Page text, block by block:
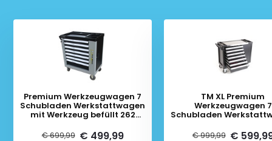
Premium Werkzeugwagen 7
Schubladen Werkstattwagen
mit Werkzeug befüllt 262
€ 699,99 € 499,99
TM XL Premium
Werkzeugwagen 7
Schubladen
teilig
€ 999,99 €